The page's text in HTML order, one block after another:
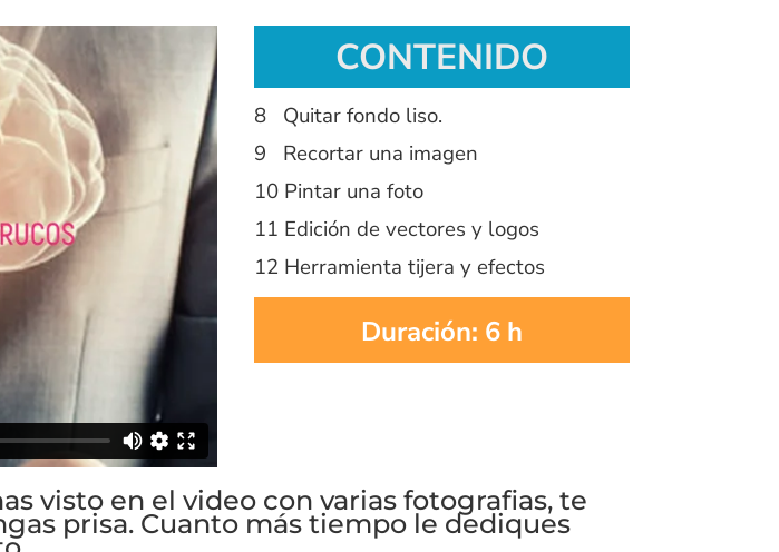
CONTENIDO
8 Quitar fondo liso.
9 Recortar una imagen
10 Pintar una foto
11 Edición de vectores y logos
12 Herramienta tijera y efectos
Duración: 6 h
visto en el video con varias fotografias, te
prisa. Cuanto más tiempo le dediques